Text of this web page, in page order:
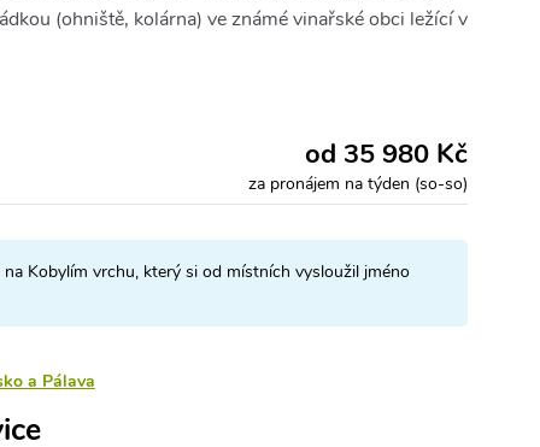
(ohniště, kolárna) ve známé vinařské obci ležící v
od 35 980 Kč
za pronájem na týden (so-so)
Kobylím vrchu, který si od místních vysloužil jméno
a Pálava